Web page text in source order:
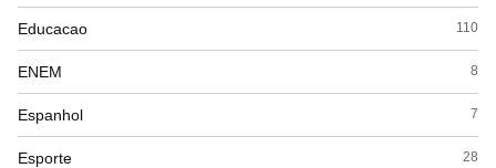
Educacao 110
ENEM 8
Espanhol 7
Esporte 28